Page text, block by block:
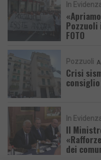
In
Pozzuoli
FOTO
Pozzuoli
Crisi
In
Il
dei